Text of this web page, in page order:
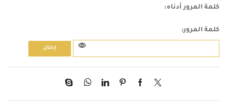
كلمة المرور أدناه:
كلمة المرور: